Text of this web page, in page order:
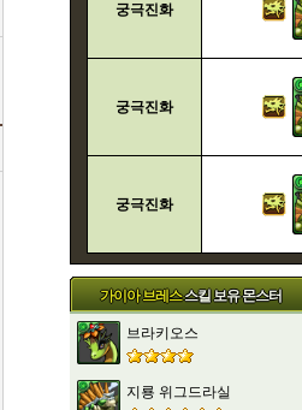
궁극진화
궁극진화
궁극진화
가이아 브레스스킬 보유 몬스터
브라키오스
지룡 위그드라실